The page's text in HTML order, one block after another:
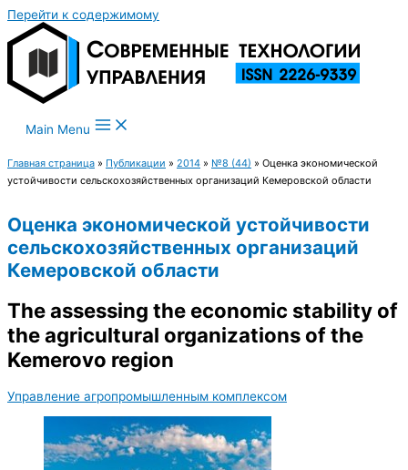
Перейти к содержимому
Main Menu
Главная страница » Публикации » 2014 » №8 (44) » Оценка экономической
устойчивости сельскохозяйственных организаций Кемеровской области
Оценка экономической устойчивости
сельскохозяйственных организаций
Кемеровской области
The assessing the economic stability of
the agricultural organizations of the
Kemerovo region
Управление агропромышленным комплексом